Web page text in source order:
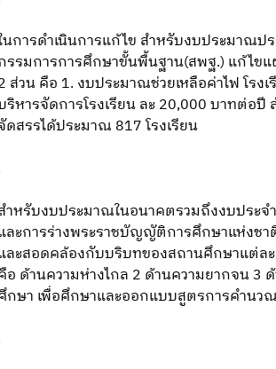
นการดำเนินการแก้ไข สำหรับงบประมาณป
รรมการการศึกษาขั้นพื้นฐาน(สพฐ.) แก้ไขแ
ส่วน คือ 1. งบประมาณช่วยเหลือค่าไฟ โรง
ริหารจัดการโรงเรียน ละ 20,000 บาทต่อ
ดสรรได้ประมาณ 817 โรงเรียน
ำหรับงบประมาณในอนาคตรวมถึงงบประ
ละการร่างพระราชบัญญัติการศึกษาแห่งชา
ละสอดคล้องกับบริบทของสถานศึกษาแต่ล
อ ด้านความห่างไกล 2 ด้านความยากจน 3
กษา เพื่อศึกษาและออกแบบสูตรการคำนว